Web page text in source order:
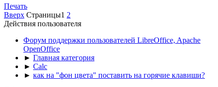
Печать
Вверх Страницы1 2
Действия пользователя
Форум поддержки пользователей LibreOffice, Apache
OpenOffice
► Главная категория
► Calc
► как на "фон цвета" поставить на горячие клавиши?